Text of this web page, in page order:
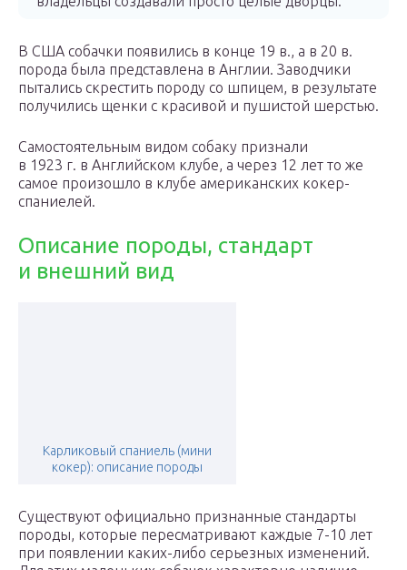
В США собачки появились в конце 19 в., а в 20 в.
порода была представлена в Англии. Заводчики
пытались скрестить породу со шпицем, в результате
получились щенки с красивой и пушистой шерстью.
Самостоятельным видом собаку признали
в 1923 г. в Английском клубе, а через 12 лет то же
самое произошло в клубе американских кокер-
спаниелей.
Описание породы, стандарт
и внешний вид
Карликовый спаниель (мини
кокер): описание породы
Существуют официально признанные стандарты
породы, которые пересматривают каждые 7-10 лет
при появлении каких-либо серьезных изменений.